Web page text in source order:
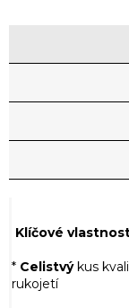
Klíčové
* Celistvýkus
rukojetí